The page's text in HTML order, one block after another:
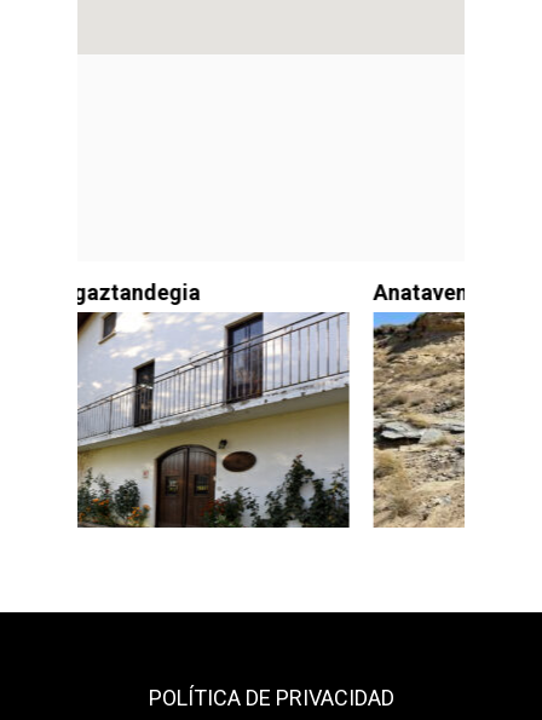
Anataven
POLÍTICA DE PRIVACIDAD